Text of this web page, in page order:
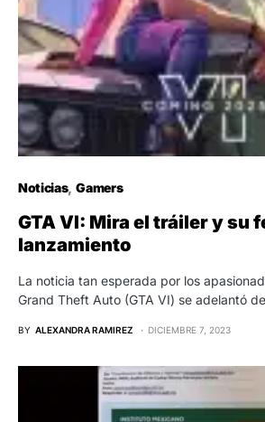
Noticias Gamers
GTA VI: Mira el tráiler y su
lanzamiento
La noticia tan esperada por los
Grand Theft Auto (GTA VI) se adelantó
BY ALEXANDRA RAMIREZ DICIEMBRE 7, 2023